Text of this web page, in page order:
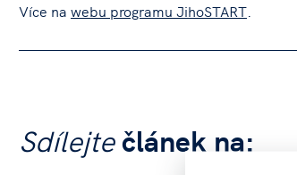
Více na webu programu JihoSTART
Sdílejtečlánek na: